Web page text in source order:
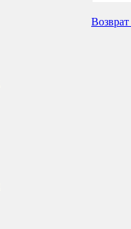
Возврат